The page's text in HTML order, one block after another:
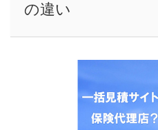
の違い